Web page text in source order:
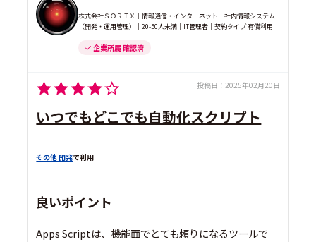
株式会社ＳＯＲＩＸ｜情報通信・インターネット｜社内情報システム
（開発・運用管理）｜20-50人未満｜IT管理者｜契約タイプ 有償利用
企業所属 確認済
投稿日： 2025年02月20日
いつでもどこでも自動化スクリプト
その他 開発で利用
良いポイント
Apps Scriptは、機能面でとても頼りになるツールで